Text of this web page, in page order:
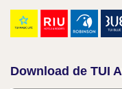
Download de TUI